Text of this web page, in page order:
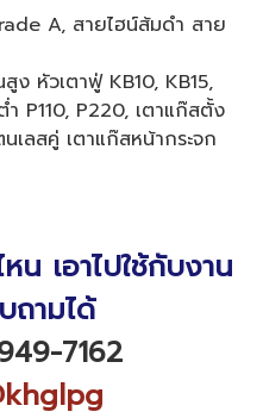
A, สายไฮน์ส้มดำ สาย
ง หัวเตาฟู่ KB10, KB15,
P110, P220, เตาแก๊สตั้ง
เลสคู่ เตาแก๊สหน้ากระจก
น เอาไปใช้กับงาน
ถามได้
7162